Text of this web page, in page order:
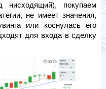
нисходящий), покупаем
не имеет значения,
или коснулась его
для входа в сделку